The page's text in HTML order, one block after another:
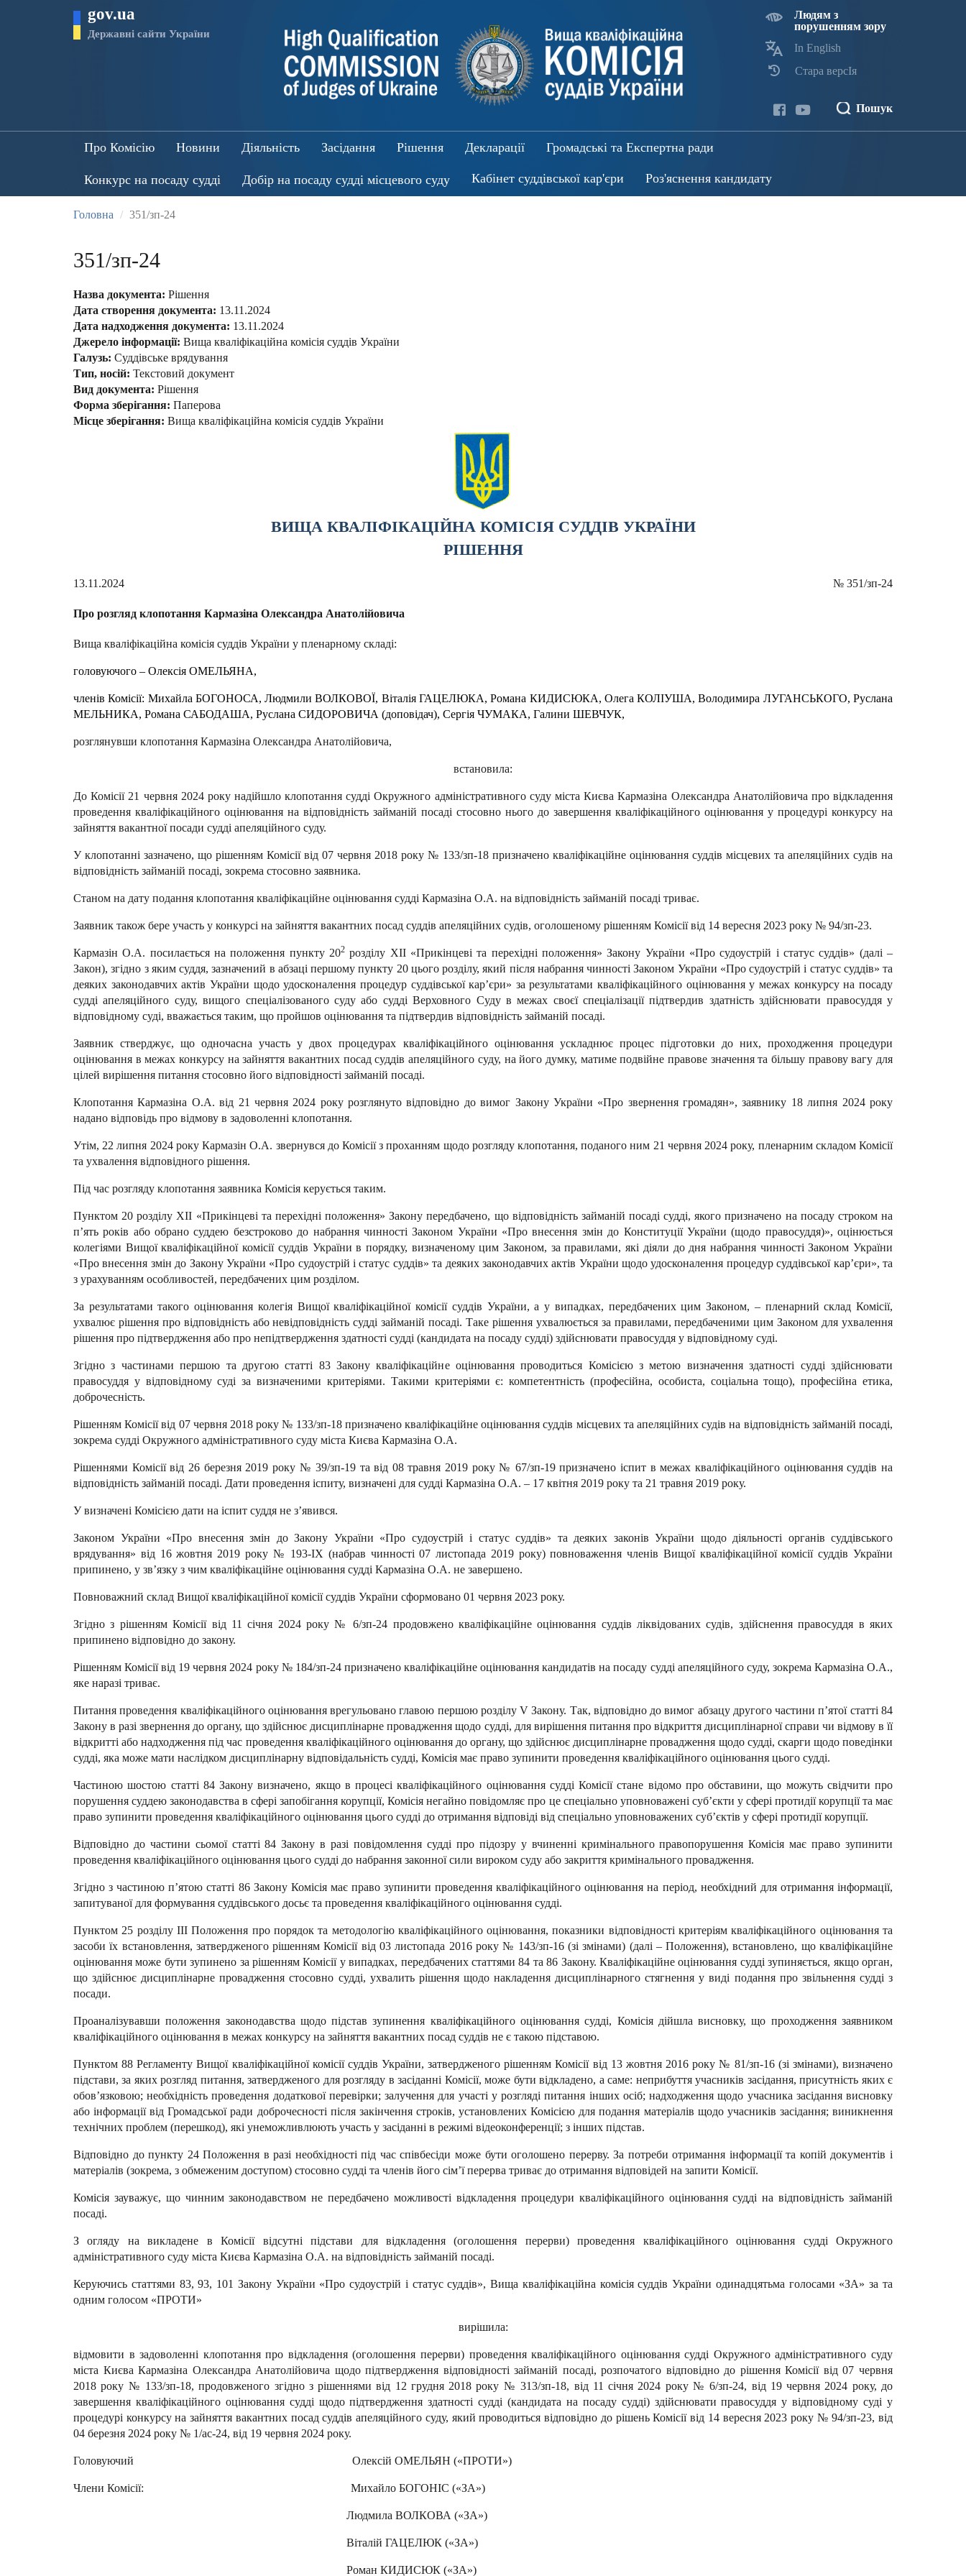
gov.ua
Державні сайти України
Людям з
порушенням зору
In English
Стара версІя
Пошук
Про Комісію Новини Діяльність Засідання Рішення Декларації Громадські та Експертна ради
Конкурс на посаду судді Добір на посаду судді місцевого суду Кабінет суддівської кар'єри Роз'яснення кандидату
Головна 351/зп-24
351/зп-24
Назва документа: Рішення
Дата створення документа: 13.11.2024
Дата надходження документа: 13.11.2024
Джерело інформації: Вища кваліфікаційна комісія суддів України
Галузь: Суддівське врядування
Тип, носій: Текстовий документ
Вид документа: Рішення
Форма зберігання: Паперова
Місце зберігання: Вища кваліфікаційна комісія суддів України
ВИЩА КВАЛІФІКАЦІЙНА КОМІСІЯ СУДДІВ УКРАЇНИ
РІШЕННЯ
13.11.2024 № 351/зп-24
Про розгляд клопотання Кармазіна Олександра Анатолійовича
Вища кваліфікаційна комісія суддів України у пленарному складі:
головуючого – Олексія ОМЕЛЬЯНА,
членів Комісії: Михайла БОГОНОСА, Людмили ВОЛКОВОЇ, Віталія ГАЦЕЛЮКА, Романа КИДИСЮКА, Олега КОЛІУША, Володимира ЛУГАНСЬКОГО, Руслана
МЕЛЬНИКА, Романа САБОДАША, Руслана СИДОРОВИЧА (доповідач), Сергія ЧУМАКА, Галини ШЕВЧУК,
розглянувши клопотання Кармазіна Олександра Анатолійовича,
встановила:
До Комісії 21 червня 2024 року надійшло клопотання судді Окружного адміністративного суду міста Києва Кармазіна Олександра Анатолійовича про відкладення
проведення кваліфікаційного оцінювання на відповідність займаній посаді стосовно нього до завершення кваліфікаційного оцінювання у процедурі конкурсу на
зайняття вакантної посади судді апеляційного суду.
У клопотанні зазначено, що рішенням Комісії від 07 червня 2018 року № 133/зп-18 призначено кваліфікаційне оцінювання суддів місцевих та апеляційних судів на
відповідність займаній посаді, зокрема стосовно заявника.
Станом на дату подання клопотання кваліфікаційне оцінювання судді Кармазіна О.А. на відповідність займаній посаді триває.
Заявник також бере участь у конкурсі на зайняття вакантних посад суддів апеляційних судів, оголошеному рішенням Комісії від 14 вересня 2023 року № 94/зп-23.
Кармазін О.А. посилається на положення пункту 202 розділу ХІІ «Прикінцеві та перехідні положення» Закону України «Про судоустрій і статус суддів» (далі –
Закон), згідно з яким суддя, зазначений в абзаці першому пункту 20 цього розділу, який після набрання чинності Законом України «Про судоустрій і статус суддів» та
деяких законодавчих актів України щодо удосконалення процедур суддівської кар’єри» за результатами кваліфікаційного оцінювання у межах конкурсу на посаду
судді апеляційного суду, вищого спеціалізованого суду або судді Верховного Суду в межах своєї спеціалізації підтвердив здатність здійснювати правосуддя у
відповідному суді, вважається таким, що пройшов оцінювання та підтвердив відповідність займаній посаді.
Заявник стверджує, що одночасна участь у двох процедурах кваліфікаційного оцінювання ускладнює процес підготовки до них, проходження процедури
оцінювання в межах конкурсу на зайняття вакантних посад суддів апеляційного суду, на його думку, матиме подвійне правове значення та більшу правову вагу для
цілей вирішення питання стосовно його відповідності займаній посаді.
Клопотання Кармазіна О.А. від 21 червня 2024 року розглянуто відповідно до вимог Закону України «Про звернення громадян», заявнику 18 липня 2024 року
надано відповідь про відмову в задоволенні клопотання.
Утім, 22 липня 2024 року Кармазін О.А. звернувся до Комісії з проханням щодо розгляду клопотання, поданого ним 21 червня 2024 року, пленарним складом Комісії
та ухвалення відповідного рішення.
Під час розгляду клопотання заявника Комісія керується таким.
Пунктом 20 розділу XII «Прикінцеві та перехідні положення» Закону передбачено, що відповідність займаній посаді судді, якого призначено на посаду строком на
п’ять років або обрано суддею безстроково до набрання чинності Законом України «Про внесення змін до Конституції України (щодо правосуддя)», оцінюється
колегіями Вищої кваліфікаційної комісії суддів України в порядку, визначеному цим Законом, за правилами, які діяли до дня набрання чинності Законом України
«Про внесення змін до Закону України «Про судоустрій і статус суддів» та деяких законодавчих актів України щодо удосконалення процедур суддівської кар’єри», та
з урахуванням особливостей, передбачених цим розділом.
За результатами такого оцінювання колегія Вищої кваліфікаційної комісії суддів України, а у випадках, передбачених цим Законом, – пленарний склад Комісії,
ухвалює рішення про відповідність або невідповідність судді займаній посаді. Таке рішення ухвалюється за правилами, передбаченими цим Законом для ухвалення
рішення про підтвердження або про непідтвердження здатності судді (кандидата на посаду судді) здійснювати правосуддя у відповідному суді.
Згідно з частинами першою та другою статті 83 Закону кваліфікаційне оцінювання проводиться Комісією з метою визначення здатності судді здійснювати
правосуддя у відповідному суді за визначеними критеріями. Такими критеріями є: компетентність (професійна, особиста, соціальна тощо), професійна етика,
доброчесність.
Рішенням Комісії від 07 червня 2018 року № 133/зп-18 призначено кваліфікаційне оцінювання суддів місцевих та апеляційних судів на відповідність займаній посаді,
зокрема судді Окружного адміністративного суду міста Києва Кармазіна О.А.
Рішеннями Комісії від 26 березня 2019 року № 39/зп-19 та від 08 травня 2019 року № 67/зп-19 призначено іспит в межах кваліфікаційного оцінювання суддів на
відповідність займаній посаді. Дати проведення іспиту, визначені для судді Кармазіна О.А. – 17 квітня 2019 року та 21 травня 2019 року.
У визначені Комісією дати на іспит суддя не з’явився.
Законом України «Про внесення змін до Закону України «Про судоустрій і статус суддів» та деяких законів України щодо діяльності органів суддівського
врядування» від 16 жовтня 2019 року № 193-ІХ (набрав чинності 07 листопада 2019 року) повноваження членів Вищої кваліфікаційної комісії суддів України
припинено, у зв’язку з чим кваліфікаційне оцінювання судді Кармазіна О.А. не завершено.
Повноважний склад Вищої кваліфікаційної комісії суддів України сформовано 01 червня 2023 року.
Згідно з рішенням Комісії від 11 січня 2024 року № 6/зп-24 продовжено кваліфікаційне оцінювання суддів ліквідованих судів, здійснення правосуддя в яких
припинено відповідно до закону.
Рішенням Комісії від 19 червня 2024 року № 184/зп-24 призначено кваліфікаційне оцінювання кандидатів на посаду судді апеляційного суду, зокрема Кармазіна О.А.,
яке наразі триває.
Питання проведення кваліфікаційного оцінювання врегульовано главою першою розділу V Закону. Так, відповідно до вимог абзацу другого частини п’ятої статті 84
Закону в разі звернення до органу, що здійснює дисциплінарне провадження щодо судді, для вирішення питання про відкриття дисциплінарної справи чи відмову в її
відкритті або надходження під час проведення кваліфікаційного оцінювання до органу, що здійснює дисциплінарне провадження щодо судді, скарги щодо поведінки
судді, яка може мати наслідком дисциплінарну відповідальність судді, Комісія має право зупинити проведення кваліфікаційного оцінювання цього судді.
Частиною шостою статті 84 Закону визначено, якщо в процесі кваліфікаційного оцінювання судді Комісії стане відомо про обставини, що можуть свідчити про
порушення суддею законодавства в сфері запобігання корупції, Комісія негайно повідомляє про це спеціально уповноважені суб’єкти у сфері протидії корупції та має
право зупинити проведення кваліфікаційного оцінювання цього судді до отримання відповіді від спеціально уповноважених суб’єктів у сфері протидії корупції.
Відповідно до частини сьомої статті 84 Закону в разі повідомлення судді про підозру у вчиненні кримінального правопорушення Комісія має право зупинити
проведення кваліфікаційного оцінювання цього судді до набрання законної сили вироком суду або закриття кримінального провадження.
Згідно з частиною п’ятою статті 86 Закону Комісія має право зупинити проведення кваліфікаційного оцінювання на період, необхідний для отримання інформації,
запитуваної для формування суддівського досьє та проведення кваліфікаційного оцінювання судді.
Пунктом 25 розділу ІІІ Положення про порядок та методологію кваліфікаційного оцінювання, показники відповідності критеріям кваліфікаційного оцінювання та
засоби їх встановлення, затвердженого рішенням Комісії від 03 листопада 2016 року № 143/зп-16 (зі змінами) (далі – Положення), встановлено, що кваліфікаційне
оцінювання може бути зупинено за рішенням Комісії у випадках, передбачених статтями 84 та 86 Закону. Кваліфікаційне оцінювання судді зупиняється, якщо орган,
що здійснює дисциплінарне провадження стосовно судді, ухвалить рішення щодо накладення дисциплінарного стягнення у виді подання про звільнення судді з
посади.
Проаналізувавши положення законодавства щодо підстав зупинення кваліфікаційного оцінювання судді, Комісія дійшла висновку, що проходження заявником
кваліфікаційного оцінювання в межах конкурсу на зайняття вакантних посад суддів не є такою підставою.
Пунктом 88 Регламенту Вищої кваліфікаційної комісії суддів України, затвердженого рішенням Комісії від 13 жовтня 2016 року № 81/зп-16 (зі змінами), визначено
підстави, за яких розгляд питання, затвердженого для розгляду в засіданні Комісії, може бути відкладено, а саме: неприбуття учасників засідання, присутність яких є
обов’язковою; необхідність проведення додаткової перевірки; залучення для участі у розгляді питання інших осіб; надходження щодо учасника засідання висновку
або інформації від Громадської ради доброчесності після закінчення строків, установлених Комісією для подання матеріалів щодо учасників засідання; виникнення
технічних проблем (перешкод), які унеможливлюють участь у засіданні в режимі відеоконференції; з інших підстав.
Відповідно до пункту 24 Положення в разі необхідності під час співбесіди може бути оголошено перерву. За потреби отримання інформації та копій документів і
матеріалів (зокрема, з обмеженим доступом) стосовно судді та членів його сім’ї перерва триває до отримання відповідей на запити Комісії.
Комісія зауважує, що чинним законодавством не передбачено можливості відкладення процедури кваліфікаційного оцінювання судді на відповідність займаній
посаді.
З огляду на викладене в Комісії відсутні підстави для відкладення (оголошення перерви) проведення кваліфікаційного оцінювання судді Окружного
адміністративного суду міста Києва Кармазіна О.А. на відповідність займаній посаді.
Керуючись статтями 83, 93, 101 Закону України «Про судоустрій і статус суддів», Вища кваліфікаційна комісія суддів України одинадцятьма голосами «ЗА» за та
одним голосом «ПРОТИ»
вирішила:
відмовити в задоволенні клопотання про відкладення (оголошення перерви) проведення кваліфікаційного оцінювання судді Окружного адміністративного суду
міста Києва Кармазіна Олександра Анатолійовича щодо підтвердження відповідності займаній посаді, розпочатого відповідно до рішення Комісії від 07 червня
2018 року № 133/зп-18, продовженого згідно з рішеннями від 12 грудня 2018 року № 313/зп-18, від 11 січня 2024 року № 6/зп-24, від 19 червня 2024 року, до
завершення кваліфікаційного оцінювання судді щодо підтвердження здатності судді (кандидата на посаду судді) здійснювати правосуддя у відповідному суді у
процедурі конкурсу на зайняття вакантних посад суддів апеляційного суду, який проводиться відповідно до рішень Комісії від 14 вересня 2023 року № 94/зп-23, від
04 березня 2024 року № 1/ас-24, від 19 червня 2024 року.
Головуючий Олексій ОМЕЛЬЯН («ПРОТИ»)
Члени Комісії: Михайло БОГОНІС («ЗА»)
Людмила ВОЛКОВА («ЗА»)
Віталій ГАЦЕЛЮК («ЗА»)
Роман КИДИСЮК («ЗА»)